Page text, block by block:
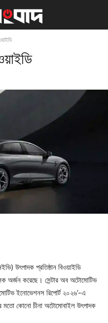
উৎপাদক প্রতিষ্ঠান বিওয়াইডি
অর্জন করেছে। সেন্টার অব অটোমোটিভ
ইনোভেশনস রিপোর্ট ২০২৬’-এ
মতো কোনো চীনা অটোমোবাইল উৎপাদক